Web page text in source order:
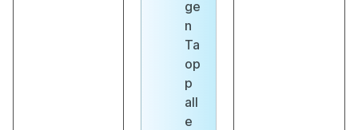
ge
n
Ta
op
p
all
e